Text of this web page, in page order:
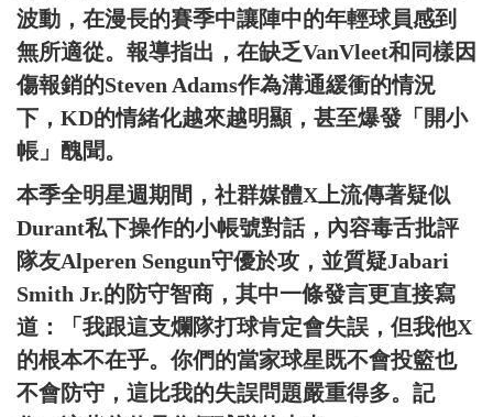
波動，在漫長的賽季中讓陣中的年輕球員感到
無所適從。報導指出，在缺乏VanVleet和同樣因
傷報銷的Steven Adams作為溝通緩衝的情況
下，KD的情緒化越來越明顯，甚至爆發「開小
帳」醜聞。
本季全明星週期間，社群媒體X上流傳著疑似
Durant私下操作的小帳號對話，內容毒舌批評
隊友Alperen Sengun守優於攻，並質疑Jabari
Smith Jr.的防守智商，其中一條發言更直接寫
道：「我跟這支爛隊打球肯定會失誤，但我他X
的根本不在乎。你們的當家球星既不會投籃也
不會防守，這比我的失誤問題嚴重得多。記